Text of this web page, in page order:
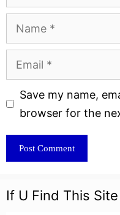
Name
Email
Website
Save my name,
browser for the
If U Find This